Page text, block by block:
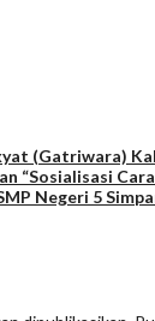
(Gatriwara)
“Sosialisasi
Negeri 5